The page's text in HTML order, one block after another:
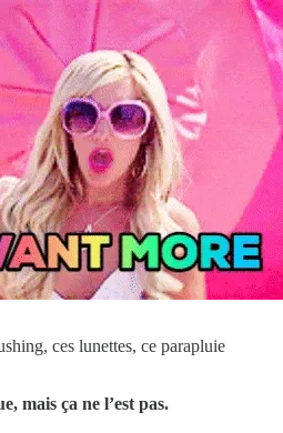
ces lunettes, ce parapluie
mais ça ne l’est pas.